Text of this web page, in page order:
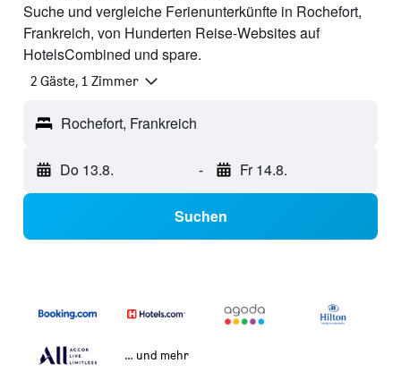
Suche und vergleiche Ferienunterkünfte in Rochefort,
Frankreich, von Hunderten Reise-Websites auf
HotelsCombined und spare.
2 Gäste, 1 Zimmer
Rochefort, Frankreich
Do 13.8. - Fr 14.8.
Suchen
… und mehr